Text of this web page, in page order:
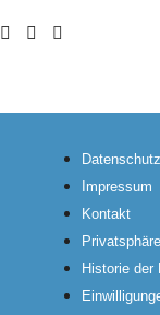
Datenschutz
Impressum
Kontakt
Historie der